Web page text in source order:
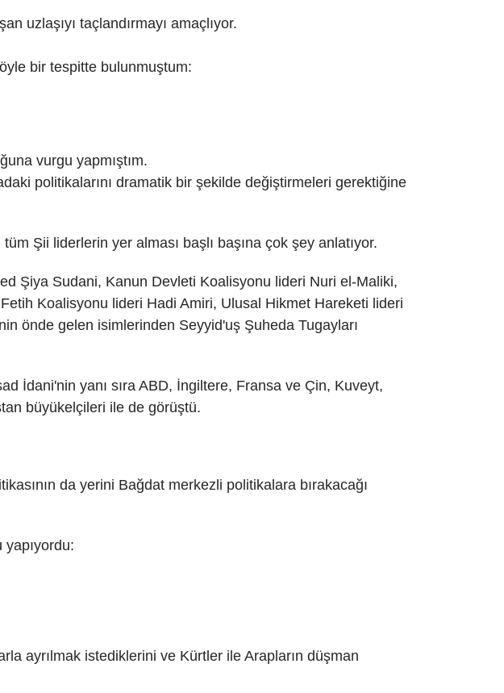
uzlaşıyı taçlandırmayı amaçlıyor.
bir tespitte bulunmuştum:
vurgu yapmıştım.
politikalarını dramatik bir şekilde değiştirmeleri gerektiğine
Şii liderlerin yer alması başlı başına çok şey anlatıyor.
Şiya Sudani, Kanun Devleti Koalisyonu lideri Nuri el-Maliki,
Koalisyonu lideri Hadi Amiri, Ulusal Hikmet Hareketi lideri
önde gelen isimlerinden Seyyid'uş Şuheda Tugayları
İdani'nin yanı sıra ABD, İngiltere, Fransa ve Çin, Kuveyt,
büyükelçileri ile de görüştü.
da yerini Bağdat merkezli politikalara bırakacağı
ayrılmak istediklerini ve Kürtler ile Arapların düşman